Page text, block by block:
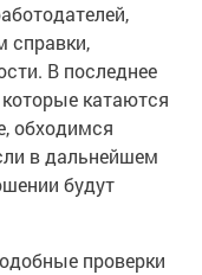
справки,
В последнее
катаются
обходимся
в дальнейшем
будут
проверки